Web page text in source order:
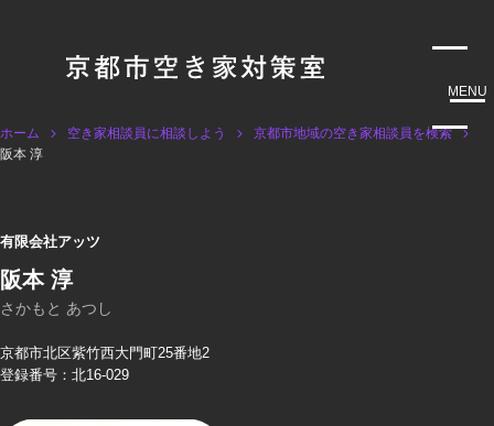
MENU
ホーム 空き家相談員に相談しよう
京都市地域の空き家相談員を検索
阪本 淳
有限会社アッツ
阪本 淳
さかもと あつし
京都市北区紫竹西大門町25番地2
登録番号：北16-029